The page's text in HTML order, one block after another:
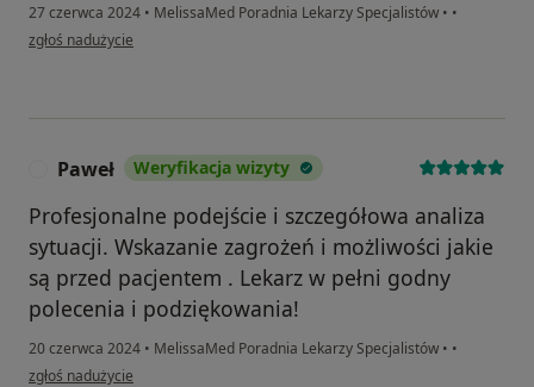
27 czerwca 2024 • MelissaMed Poradnia Lekarzy Specjalistów • •
w opinii użytkownika Katarzyna
zgłoś nadużycie
Paweł Weryfikacja wizyty
Profesjonalne podejście i szczegółowa analiza
sytuacji. Wskazanie zagrożeń i możliwości jakie
są przed pacjentem . Lekarz w pełni godny
polecenia i podziękowania!
20 czerwca 2024 • MelissaMed Poradnia Lekarzy Specjalistów • •
w opinii użytkownika Paweł
zgłoś nadużycie